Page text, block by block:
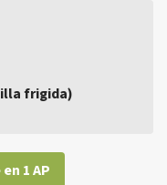
frigida)
1 AP